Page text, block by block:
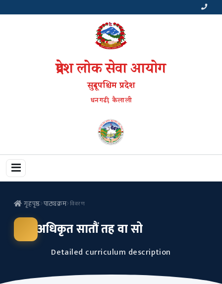
प्रदेश लोक सेवा आयोग
सुदूरपश्चिम प्रदेश
धनगढी, कैलाली
गृहपृष्ठ पाठ्यक्रम विवरण
अधिकृत सातौं तह वा सो
Detailed curriculum description